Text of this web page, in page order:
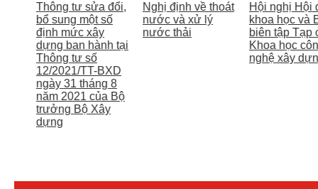
Thông tư sửa đổi,
bổ sung một số
định mức xây
dựng ban hành tại
Thông tư số
12/2021/TT-BXD
ngày 31 tháng 8
năm 2021 của Bộ
trưởng Bộ Xây
dựng
Nghị định về thoát
nước và xử lý
nước thải
Hội nghị Hội
khoa học và Ban
biên tập Tạp chí
Khoa học công
nghệ xây dựng